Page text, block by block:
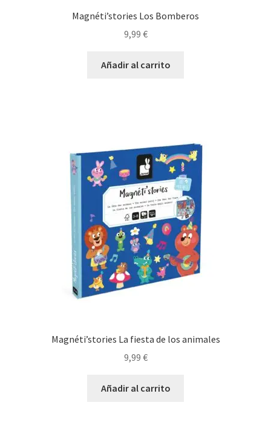
Magnéti’stories Los Bomberos
9,99 €
Añadir al carrito
Magnéti’stories La fiesta de los animales
9,99 €
Añadir al carrito